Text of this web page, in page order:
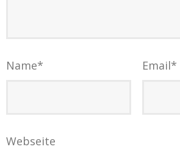
Name* Email*
Webseite